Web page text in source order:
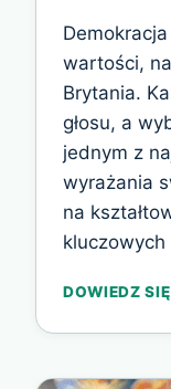
wartości,
Brytania.
głosu, a
jednym z
wyrażania
na
DOWIEDZ